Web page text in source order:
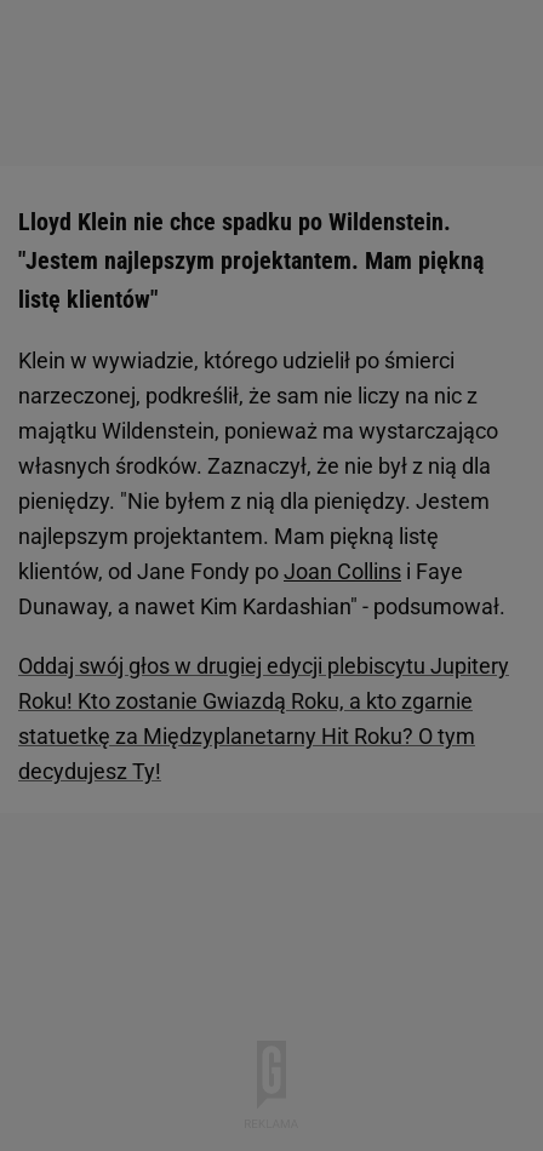
Lloyd Klein nie chce spadku po Wildenstein.
"Jestem najlepszym projektantem. Mam piękną
listę klientów"
Klein w wywiadzie, którego udzielił po śmierci
narzeczonej, podkreślił, że sam nie liczy na nic z
majątku Wildenstein, ponieważ ma wystarczająco
własnych środków. Zaznaczył, że nie był z nią dla
pieniędzy. "Nie byłem z nią dla pieniędzy. Jestem
najlepszym projektantem. Mam piękną listę
klientów, od Jane Fondy poJoan Collins i Faye
Dunaway, a nawet Kim Kardashian" - podsumował.
Oddaj swój głos w drugiej edycji plebiscytu Jupitery
Roku! Kto zostanie Gwiazdą Roku, a kto zgarnie
statuetkę za Międzyplanetarny Hit Roku? O tym
decydujesz Ty!